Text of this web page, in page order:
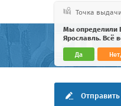
Точка
Мы определили
Ярославль. Всё
Да